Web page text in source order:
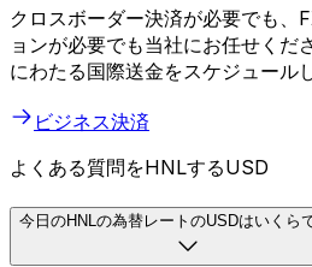
クロスボーダー決済が必要でも、
ョンが必要でも当社にお任せくだ
にわたる国際送金をスケジュール
ビジネス決済
よくある質問をHNLするUSD
今日のHNLの為替レートのUSDはいくら